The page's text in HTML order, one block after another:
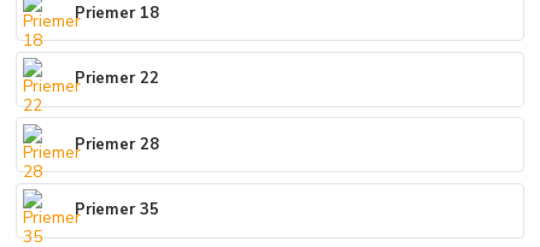
Priemer 18
Priemer 22
Priemer 28
Priemer 35